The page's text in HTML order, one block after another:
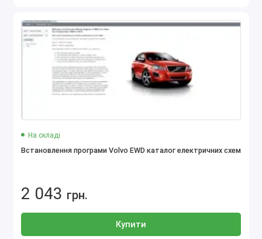
На складі
Встановлення програми Volvo EWD каталог електричних схем
2 043 грн.
Купити